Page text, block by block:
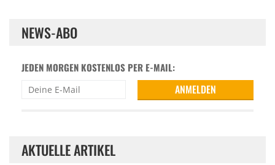
NEWS-ABO
JEDEN MORGEN KOSTENLOS PER E-MAIL:
AKTUELLE ARTIKEL